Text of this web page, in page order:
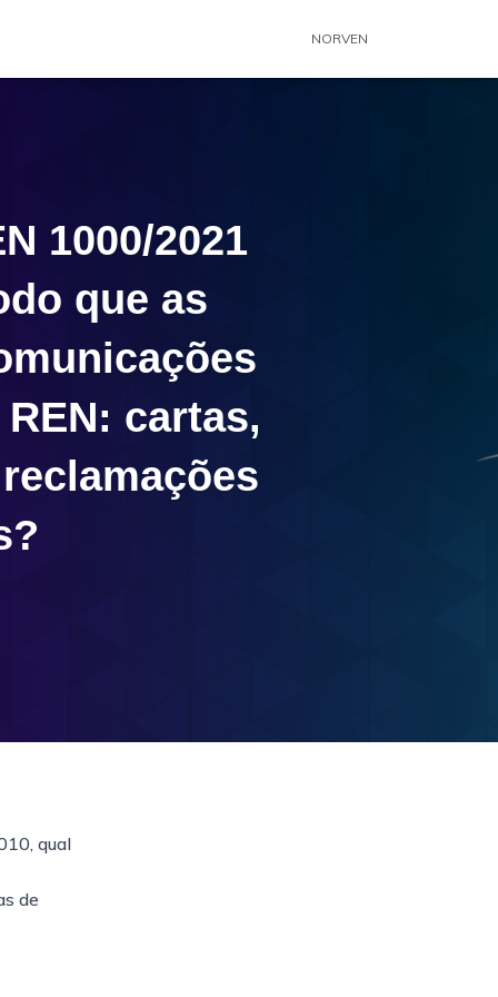
NORVEN
1000/2021
que as
cartas,
qual
de